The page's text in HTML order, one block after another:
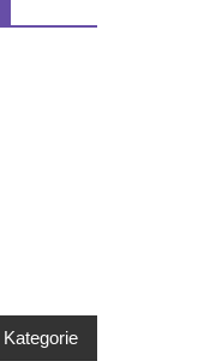
Kategorie